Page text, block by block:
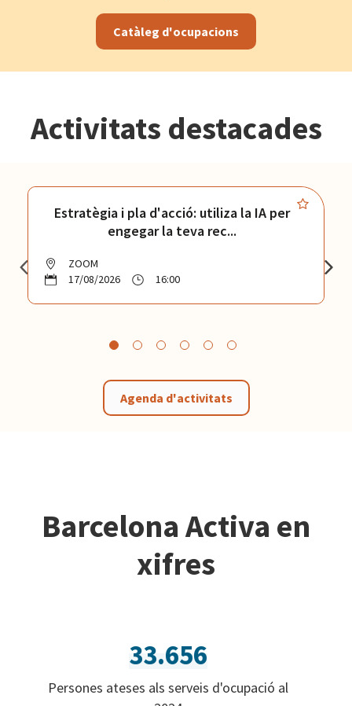
Catàleg d'ocupacions
Activitats destacades
Estratègia i pla d'acció: utiliza la IA per
engegar la teva rec...
ZOOM
17/08/2026
16:00
Agenda d'activitats
Barcelona Activa en
xifres
33.656
Persones ateses als serveis d'ocupació al